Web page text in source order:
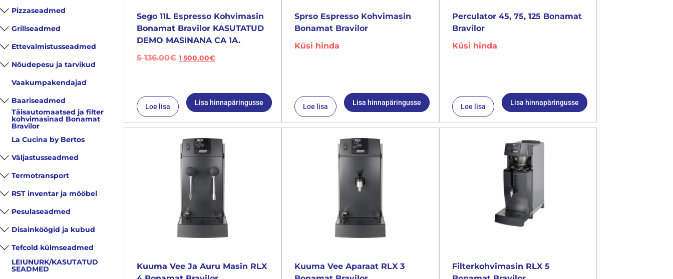
Pizzaseadmed
Grillseadmed
Ettevalmistusseadmed
Nõudepesu ja tarvikud
Vaakumpakendajad
Baariseadmed
Täisautomaatsed ja filter
kohvimasinad Bonamat
Bravilor
La Cucina by Bertos
Väljastusseadmed
Termotransport
RST inventar ja mööbel
Pesulaseadmed
Disainköögid ja kubud
Tefcold külmseadmed
LEIUNURK/KASUTATUD
SEADMED
Sego 11L Espresso Kohvimasin
Bonamat Bravilor KASUTATUD
DEMO MASINANA CA 1A.
5 136.00€ 1 500.00€
Loe lisa Lisa hinnapäringusse
Sprso Espresso Kohvimasin
Bonamat Bravilor
Küsi hinda
Loe lisa Lisa hinnapäringusse
Perculator 45, 75, 125 Bonamat
Bravilor
Küsi hinda
Loe lisa Lisa hinnapäringusse
Kuuma Vee Ja Auru Masin RLX
Kuuma Vee Aparaat RLX 3
Filterkohvimasin RLX 5